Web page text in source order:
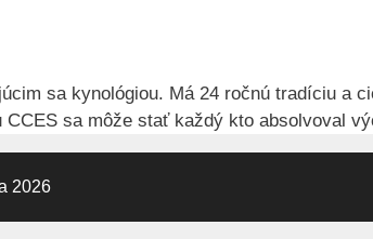
sa kynológiou. Má 24 ročnú tradíciu
sa môže stať každý kto absolvoval
2026